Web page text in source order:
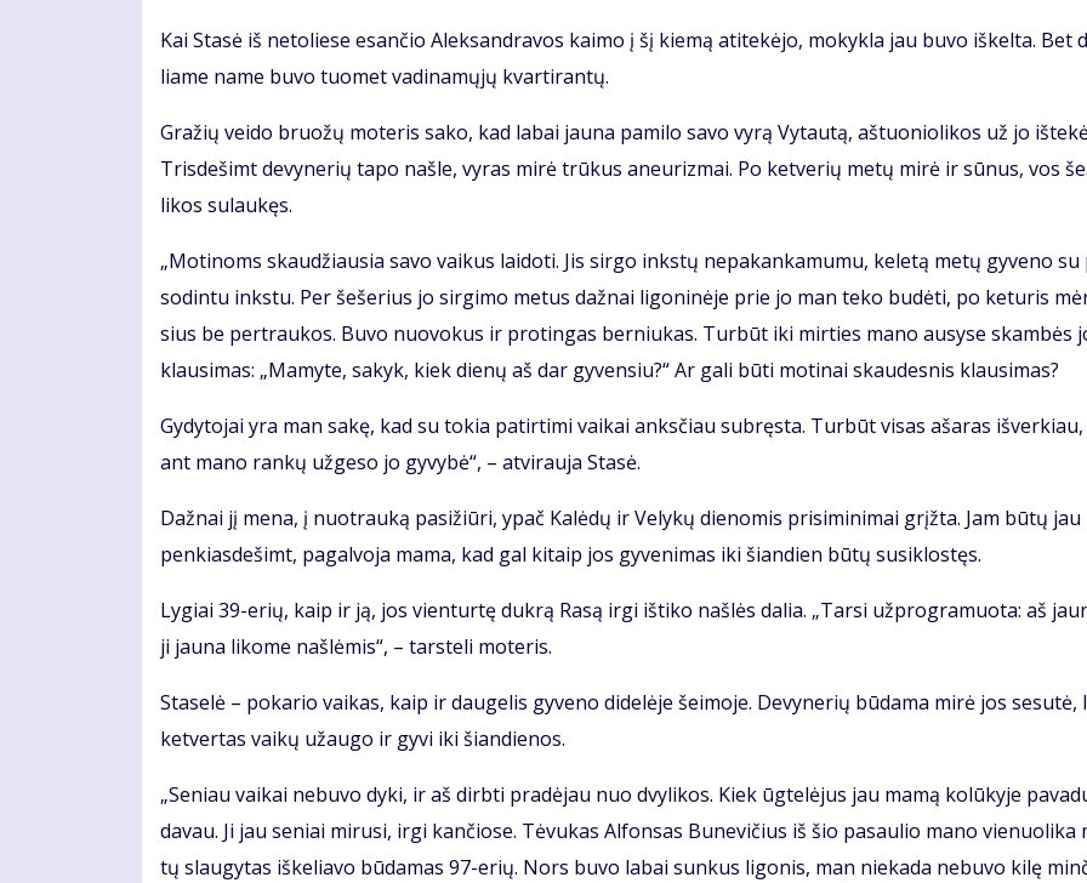
Kai Sta­sė iš ne­to­lie­se esan­čio Alek­san­dra­vos kai­mo į šį kie­mą ati­te­kė­jo, mo­kyk­la jau bu­vo iš­kel­ta. Bet
lia­me na­me bu­vo tuo­met va­di­na­mų­jų kvar­ti­ran­tų.
Gra­žių vei­do bruo­žų mo­te­ris sa­ko, kad la­bai jau­na pa­mi­lo sa­vo vy­rą Vy­tau­tą, aš­tuo­nio­li­kos už jo
Tris­de­šimt de­vy­ne­rių ta­po naš­le, vy­ras mi­rė trū­kus aneu­riz­mai. Po ket­ve­rių me­tų mi­rė ir sū­nus, vos
li­kos su­lau­kęs.
„Mo­ti­noms skau­džiau­sia sa­vo vai­kus lai­do­ti. Jis sir­go inks­tų ne­pa­kan­ka­mu­mu, ke­le­tą me­tų gy­ve­no
so­din­tu inks­tu. Per še­še­rius jo sir­gi­mo me­tus daž­nai li­go­ni­nė­je prie jo man te­ko bu­dė­ti, po ke­tu­ris
sius be per­trau­kos. Bu­vo nuo­vo­kus ir pro­tin­gas ber­niu­kas. Tur­būt iki mir­ties ma­no au­sy­se skam­bės
klau­si­mas: „Ma­my­te, sa­kyk, kiek die­nų aš dar gy­ven­siu?“ Ar ga­li bū­ti mo­ti­nai skau­des­nis klau­si­mas?
Gy­dy­to­jai yra man sa­kę, kad su to­kia pa­tir­ti­mi vai­kai anks­čiau su­bręs­ta. Tur­būt vi­sas aša­ras iš­ver­kiau,
ant ma­no ran­kų už­ge­so jo gy­vy­bė“, – at­vi­rau­ja Sta­sė.
Daž­nai jį me­na, į nuo­trau­ką pa­si­žiū­ri, ypač Ka­lė­dų ir Ve­ly­kų die­no­mis pri­si­mi­ni­mai grįž­ta. Jam bū­tų
pen­kias­de­šimt, pa­gal­vo­ja ma­ma, kad gal ki­taip jos gy­ve­ni­mas iki šian­dien bū­tų su­si­klos­tęs.
Ly­giai 39-erių, kaip ir ją, jos vien­tur­tę duk­rą Ra­są ir­gi iš­ti­ko naš­lės da­lia. „Tar­si už­prog­ra­muo­ta: aš
ji jau­na li­ko­me naš­lė­mis“, – tars­te­li mo­te­ris.
Sta­se­lė – po­ka­rio vai­kas, kaip ir dau­ge­lis gy­ve­no di­de­lė­je šei­mo­je. De­vy­ne­rių bū­da­ma mi­rė jos se­su­tė,
ket­ver­tas vai­kų už­au­go ir gy­vi iki šian­die­nos.
„Se­niau vai­kai ne­bu­vo dy­ki, ir aš dirb­ti pra­dė­jau nuo dvy­li­kos. Kiek ūg­te­lė­jus jau ma­mą ko­lū­ky­je
da­vau. Ji jau se­niai mi­ru­si, ir­gi kan­čio­se. Tė­vu­kas Al­fon­sas Bu­ne­vi­čius iš šio pa­sau­lio ma­no vie­nuo­li­ka
tų slau­gy­tas iš­ke­lia­vo bū­da­mas 97-erių. Nors bu­vo la­bai sun­kus li­go­nis, man nie­ka­da ne­bu­vo ki­lę